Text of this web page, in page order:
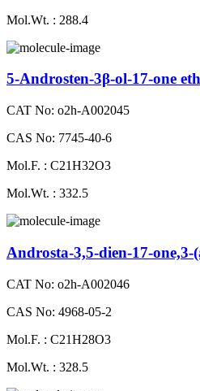
Mol.Wt. : 288.4
5-Androsten-3β-ol-17-one
CAT No: o2h-A002045
CAS No: 7745-40-6
Mol.F. : C21H32O3
Mol.Wt. : 332.5
Androsta-3,5-dien-17-one,3-
CAT No: o2h-A002046
CAS No: 4968-05-2
Mol.F. : C21H28O3
Mol.Wt. : 328.5